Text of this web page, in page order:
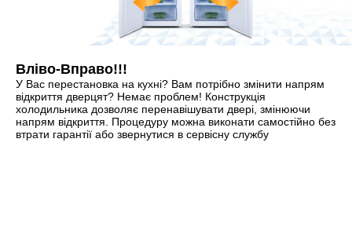
Вліво-Вправо!!!
У Вас перестановка на кухні? Вам потрібно змінити напрям
відкриття дверцят? Немає проблем! Конструкція
холодильника дозволяє перенавішувати двері, змінюючи
напрям відкриття. Процедуру можна виконати самостійно без
втрати гарантії або звернутися в сервісну службу